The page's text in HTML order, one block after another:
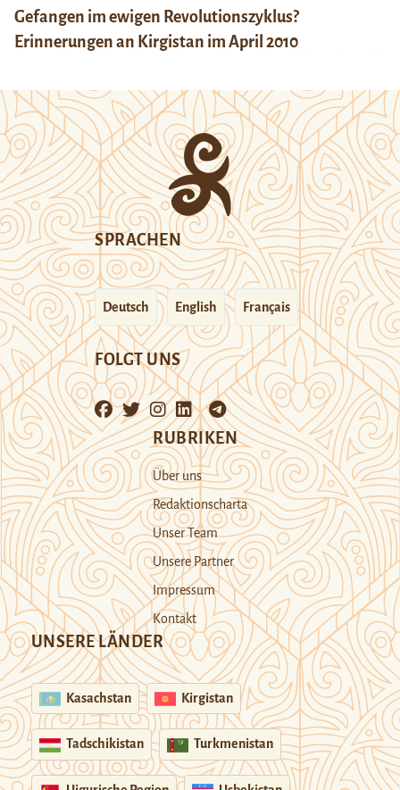
Gefangen im ewigen Revolutionszyklus?
Erinnerungen an Kirgistan im April 2010
SPRACHEN
Deutsch English Français
FOLGT UNS
RUBRIKEN
Über uns
Redaktionscharta
Unser Team
Unsere Partner
Impressum
Kontakt
UNSERE LÄNDER
Kasachstan Kirgistan
Tadschikistan Turkmenistan